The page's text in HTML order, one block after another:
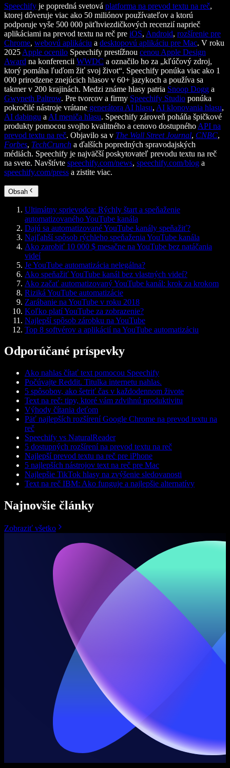
Speechify je popredná svetová platforma na prevod textu na reč,
ktorej dôveruje viac ako 50 miliónov používateľov a ktorú
podporuje vyše 500 000 päťhviezdičkových recenzií naprieč
aplikáciami na prevod textu na reč pre iOS, Android, rozšírenie pre
Chrome, webovú aplikáciu a desktopovú aplikáciu pre Mac. V roku
2025 Apple ocenilo Speechify prestížnou cenou Apple Design
Award na konferencii WWDC a označilo ho za „kľúčový zdroj,
ktorý pomáha ľuďom žiť svoj život“. Speechify ponúka viac ako 1
000 prirodzene znejúcich hlasov v 60+ jazykoch a používa sa
takmer v 200 krajinách. Medzi známe hlasy patria Snoop Dogg a
Gwyneth Paltrow. Pre tvorcov a firmy Speechify Studio ponúka
pokročilé nástroje vrátane generátora AI hlasu, AI klonovania hlasu,
AI dabingu a AI meniča hlasu. Speechify zároveň poháňa špičkové
produkty pomocou svojho kvalitného a cenovo dostupného API na
prevod textu na reč. Objavilo sa v The Wall Street Journal, CNBC,
Forbes, TechCrunch a ďalších popredných spravodajských
médiách. Speechify je najväčší poskytovateľ prevodu textu na reč
na svete. Navštívte speechify.com/news, speechify.com/blog a
speechify.com/press a zistite viac.
Obsah
Ultimátny sprievodca: Rýchly štart a speňaženie
automatizovaného YouTube kanála
Dajú sa automatizované YouTube kanály speňažiť?
Najľahší spôsob rýchleho speňaženia YouTube kanála
Ako zarobiť 10 000 $ mesačne na YouTube bez natáčania
videí
Je YouTube automatizácia nelegálna?
Ako speňažiť YouTube kanál bez vlastných videí?
Ako začať automatizovaný YouTube kanál: krok za krokom
Riziká YouTube automatizácie
Zarábanie na YouTube v roku 2018
Koľko platí YouTube za zobrazenie?
Najlepší spôsob zárobku na YouTube
Top 8 softvérov a aplikácií na YouTube automatizáciu
Odporúčané príspevky
Ako nahlas čítať text pomocou Speechify
Počúvajte Reddit. Titulka internetu nahlas.
5 spôsobov, ako šetriť čas v každodennom živote
Text na reč: tipy, ktoré vám zdvihnú produktivitu
Výhody čítania deťom
Päť najlepších rozšírení Google Chrome na prevod textu na
reč
Speechify vs NaturalReader
5 dostupných rozšírení na prevod textu na reč
Najlepší prevod textu na reč pre iPhone
5 najlepších nástrojov text na reč pre Mac
Najlepšie TikTok hlasy na zvýšenie sledovanosti
Text na reč IBM: Ako funguje a najlepšie alternatívy
Najnovšie články
Zobraziť všetko